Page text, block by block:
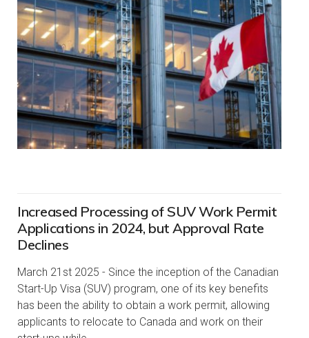
Increased Processing of SUV Work Permit
Applications in 2024, but Approval Rate
Declines
March 21st 2025 - Since the inception of the Canadian
Start-Up Visa (SUV) program, one of its key benefits
has been the ability to obtain a work permit, allowing
applicants to relocate to Canada and work on their